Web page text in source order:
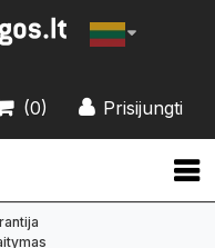
Prisijungti
(0)